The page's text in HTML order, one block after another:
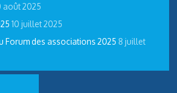
août 2025
10 juillet 2025
Forum des associations 2025 8 juillet